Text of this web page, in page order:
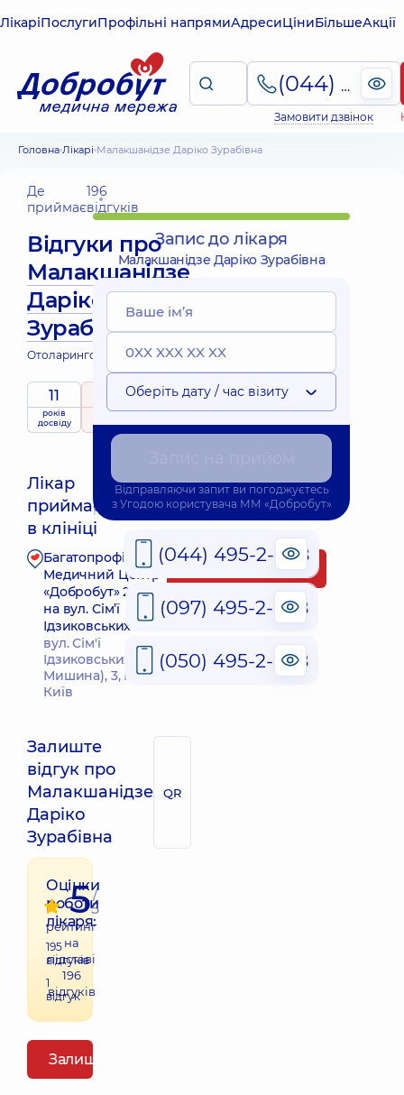
ЛікаріПослугиПрофільні напрямиАдресиЦіниБільшеАкції
(044) 495-2-888
Замовити дзвінок
Головна Лікарі Малакшанідзе Даріко Зурабівна
Де
приймає
196
відгуків
Відгуки про
Малакшанідзе
Даріко
Зурабівна
Отоларинголог
11
років
досвіду
5 / 5
рейтингна підставі
Лікар
приймає
в клініці
Найближчий час прийому: 10.08.2026 8:00
Багатопрофільний
Медичний Центр
«Добробут» 24/7
на вул. Сім’ї
Ідзиковських
вул. Сім'ї
Ідзиковських (М.
Мишина), 3, м.
Київ
Запис до лікаря
Залиште
відгук про
Малакшанідзе
Даріко
Зурабівна
QR
Оцінки
роботи
лікаря:
195
відгуків
1
відгук
5/
5
рейтинг
на
підставі
196
відгуків
Залишити відгук
Запис до лікаря
Малакшанідзе Даріко Зурабівна
Оберіть дату / час візиту
Відправляючи запит ви погоджуєтесь
з Угодою користувача ММ «Добробут»
(044) 495-2-888
(097) 495-2-888
(050) 495-2-888